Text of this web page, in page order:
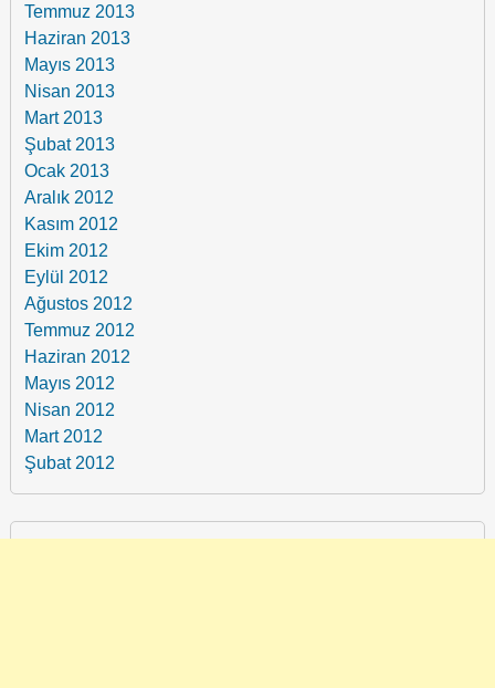
Temmuz 2013
Haziran 2013
Mayıs 2013
Nisan 2013
Mart 2013
Şubat 2013
Ocak 2013
Aralık 2012
Kasım 2012
Ekim 2012
Eylül 2012
Ağustos 2012
Temmuz 2012
Haziran 2012
Mayıs 2012
Nisan 2012
Mart 2012
Şubat 2012